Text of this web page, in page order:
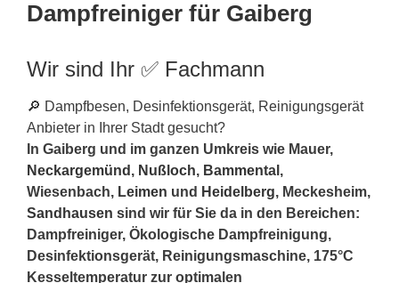
Dampfreiniger für Gaiberg
Wir sind Ihr ✅ Fachmann
🔎 Dampfbesen, Desinfektionsgerät, Reinigungsgerät
Anbieter in Ihrer Stadt gesucht?
In Gaiberg und im ganzen Umkreis wie Mauer,
Neckargemünd , Nußloch, Bammental ,
Wiesenbach, Leimen und Heidelberg, Meckesheim,
Sandhausen sind wir für Sie da in den Bereichen:
Dampfreiniger, Ökologische Dampfreinigung,
Desinfektionsgerät, Reinigungsmaschine, 175°C
Kesseltemperatur zur optimalen